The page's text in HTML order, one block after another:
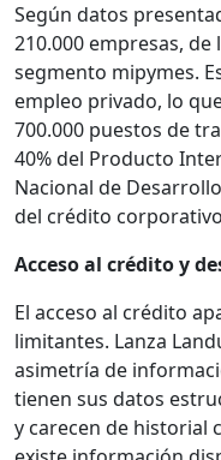
Según datos
210.000 empresas, de
segmento mipymes.
empleo privado, lo
700.000 puestos de
40% del Producto
Nacional de
del crédito
Acceso al crédito y
El acceso al crédito
limitantes. Lanza
asimetría de
tienen sus datos
y carecen de historial